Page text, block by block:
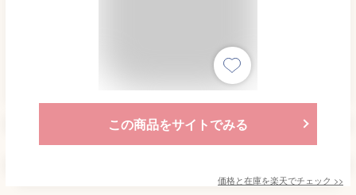
この商品をサイトでみる
価格と在庫を楽天でチェック >>